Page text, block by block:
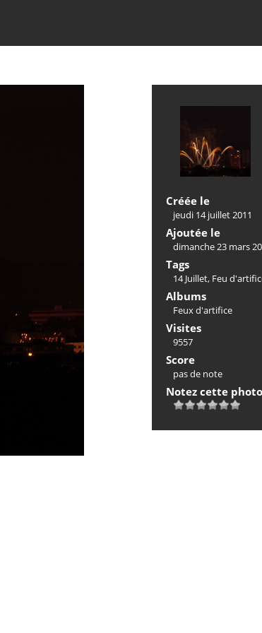
Créée le
jeudi 14 juillet 2011
Ajoutée le
dimanche 23 mars
Tags
14 Juillet, Feu
Albums
Feux d'artifice
Visites
9557
Score
pas de note
Notez cette photo